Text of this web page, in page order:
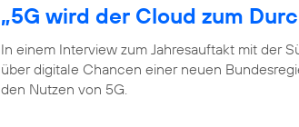
„5G wird der Cloud zum
In einem Interview zum Jahresauftakt mit der
über digitale Chancen einer neuen
den Nutzen von 5G.